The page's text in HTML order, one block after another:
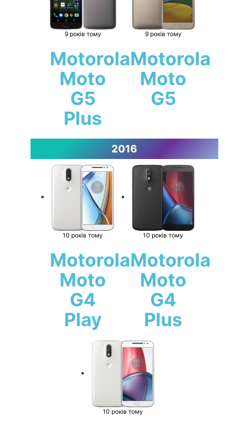
9 років тому
Motorola
Moto
G5
Plus
9 років тому
Motorola
Moto
G5
2016
10 років тому
Motorola
Moto
G4
Play
10 років тому
Motorola
Moto
G4
Plus
10 років тому